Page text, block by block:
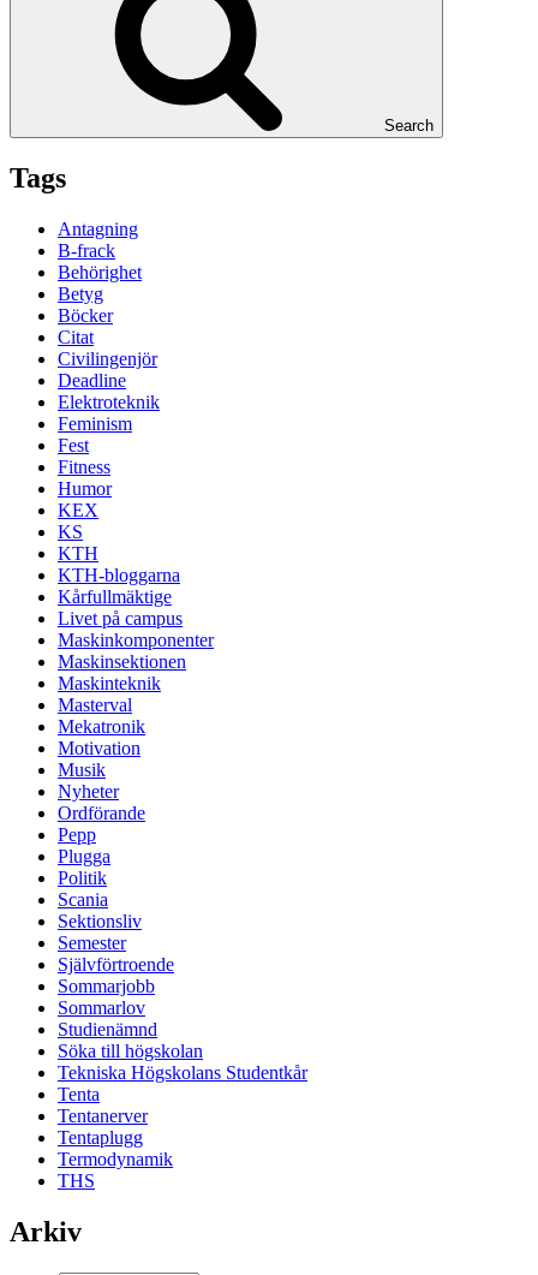
Search
Tags
Antagning
B-frack
Behörighet
Betyg
Böcker
Citat
Civilingenjör
Deadline
Elektroteknik
Feminism
Fest
Fitness
Humor
KEX
KS
KTH
KTH-bloggarna
Kårfullmäktige
Livet på campus
Maskinkomponenter
Maskinsektionen
Maskinteknik
Masterval
Mekatronik
Motivation
Musik
Nyheter
Ordförande
Pepp
Plugga
Politik
Scania
Sektionsliv
Semester
Självförtroende
Sommarjobb
Sommarlov
Studienämnd
Söka till högskolan
Tekniska Högskolans Studentkår
Tenta
Tentanerver
Tentaplugg
Termodynamik
THS
Arkiv